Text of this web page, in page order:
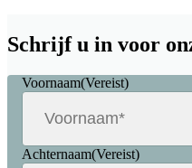
Schrijf u in voor
Voornaam(Vereist)
Achternaam(Vereist)